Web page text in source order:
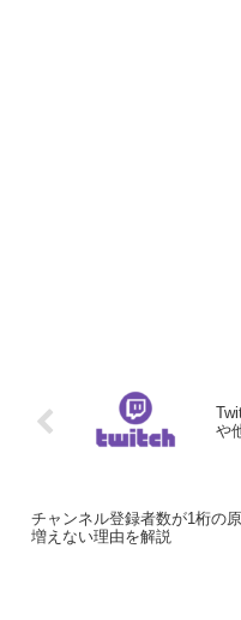
や
チャンネル登録者数が1桁の
増えない理由を解説